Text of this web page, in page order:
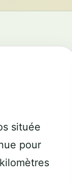
située
pour